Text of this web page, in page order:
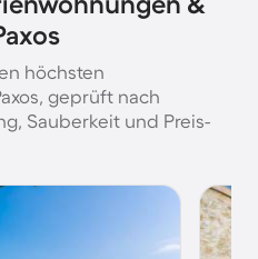
höchsten
geprüft nach
Sauberkeit und Preis-